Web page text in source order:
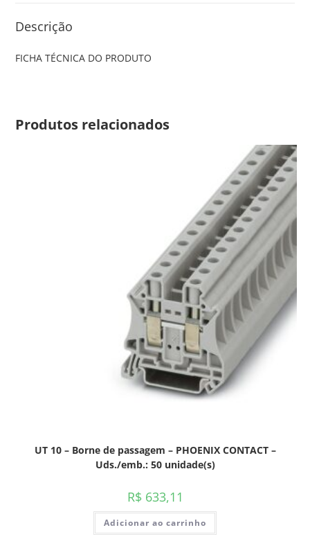
Descrição
FICHA TÉCNICA DO PRODUTO
Produtos relacionados
UT 10 – Borne de passagem – PHOENIX CONTACT –
Uds./emb.: 50 unidade(s)
R$ 633,11
Adicionar ao carrinho